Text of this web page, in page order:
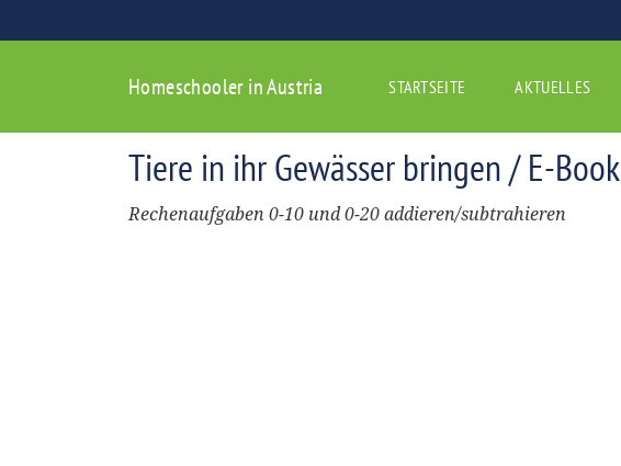
Homeschooler in Austria STARTSEITE AKTUELLES
Tiere in ihr Gewässer bringen / E-Book
Rechenaufgaben 0-10 und 0-20 addieren/subtrahieren